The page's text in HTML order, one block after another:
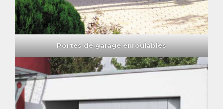
Portes de garage enroulables